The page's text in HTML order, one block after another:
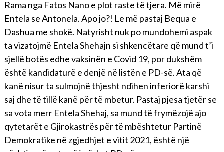
Rama nga Fatos Nano e plot raste të tjera. Më mirë
Entela se Antonela. Apo jo?! Le më pastaj Bequa e
Dashua me shokë. Natyrisht nuk po mundohemi aspak
ta vizatojmë Entela Shehajn si shkencëtare që mund t’i
sjellë botës edhe vaksinën e Covid 19, por dukshëm
është kandidaturë e denjë në listën e PD-së. Ata që
kanë nisur ta sulmojnë thjesht ndihen inferiorë karshi
saj dhe të tillë kanë për të mbetur. Pastaj pjesa tjetër se
sa vota merr Entela Shehaj, sa mund të frymëzojë ajo
qytetarët e Gjirokastrës për të mbështetur Partinë
Demokratike në zgjedhjet e vitit 2021, është një